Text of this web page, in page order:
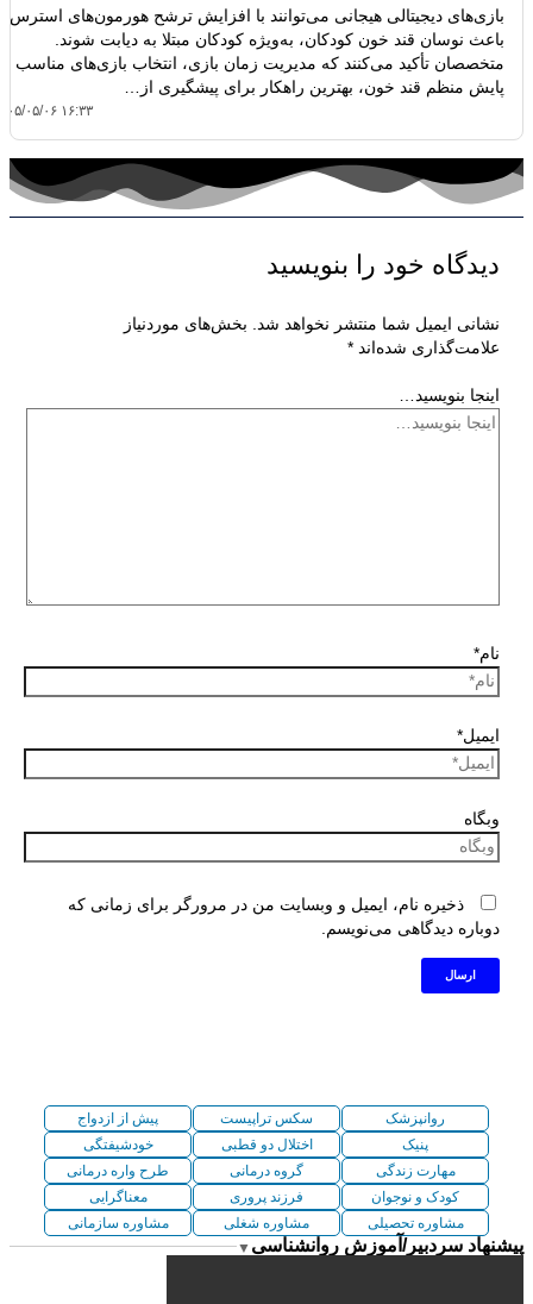
بازی‌های دیجیتالی هیجانی می‌توانند با افزایش ترشح هورمون‌های استرس،
باعث نوسان قند خون کودکان، به‌ویژه کودکان مبتلا به دیابت شوند.
متخصصان تأکید می‌کنند که مدیریت زمان بازی، انتخاب بازی‌های مناسب و
پایش منظم قند خون، بهترین راهکار برای پیشگیری از…
۱۴۰۵/۰۵/۰۶
دیدگاه‌ خود را بنویسید
نشانی ایمیل شما منتشر نخواهد شد.
بخش‌های موردنیاز
علامت‌گذاری شده‌اند *
اینجا بنویسید…
نام*
ایمیل*
وبگاه
ذخیره نام، ایمیل و وبسایت من در مرورگر برای زمانی که
دوباره دیدگاهی می‌نویسم.
روانپزشک سکس تراپیست
پیش از ازدواج
پنیک
اختلال دو قطبی
خودشیفتگی
مهارت زندگی
گروه درمانی
طرح واره درمانی
کودک و نوجوان
فرزند پروری
معناگرایی
مشاوره تحصیلی
مشاوره شغلی مشاوره سازمانی
پیشنهاد سردبیر/آموزش روانشناسی ▼